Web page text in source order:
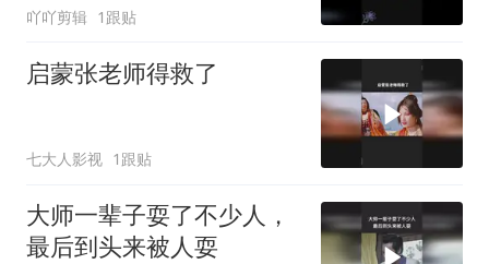
吖吖剪辑 1跟贴
启蒙张老师得救了
七大人影视 1跟贴
大师一辈子耍了不少人，
最后到头来被人耍